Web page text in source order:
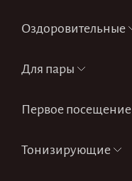
Оздоровительные
Для пары
Первое посещение
Тонизирующие